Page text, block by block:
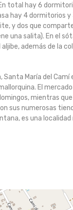
total hay 6
hay 4 dormitorios
y dos que
una salita). En el
además de la
María del
El
mientras
sus numerosas
es una